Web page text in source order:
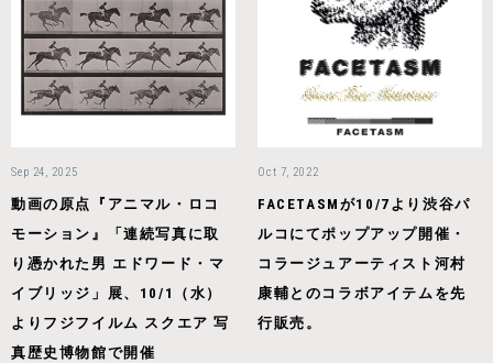
Sep 24, 2025
動画の原点『アニマル・ロコ
モーション』「連続写真に取
り憑かれた男 エドワード・マ
イブリッジ」展、10/1（水）
よりフジフイルム スクエア 写
真歴史博物館で開催
Oct 7, 2022
FACETASMが10/7より渋谷パ
ルコにてポップアップ開催・
コラージュアーティスト河村
康輔とのコラボアイテムを先
行販売。